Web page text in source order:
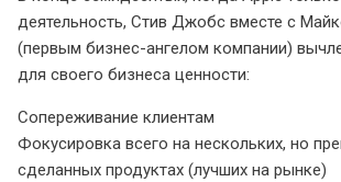
деятельность, Стив Джобс вместе с
(первым бизнес-ангелом компании)
для своего бизнеса ценности:
Сопереживание клиентам
Фокусировка всего на нескольких, но
сделанных продуктах (лучших на рынке)